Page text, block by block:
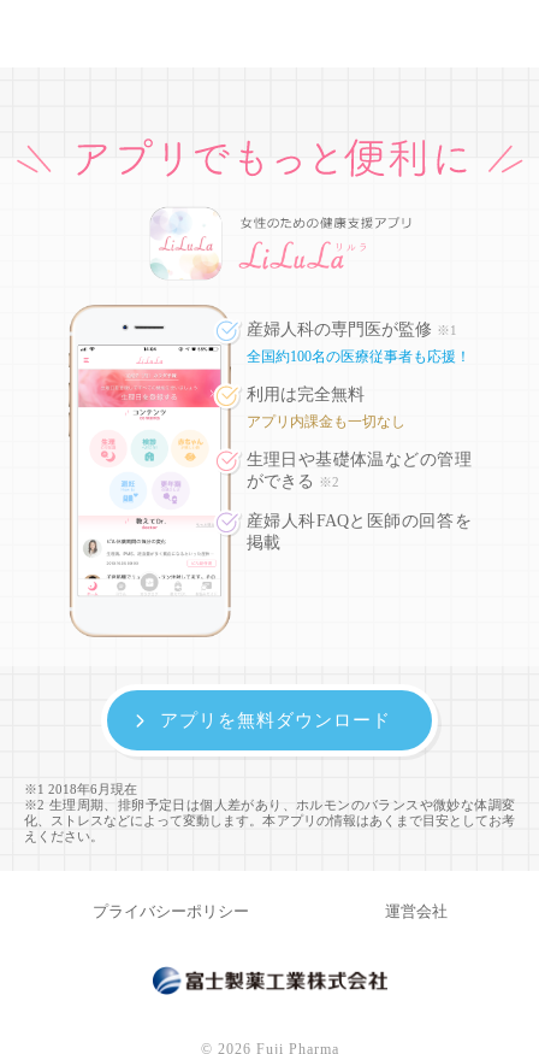
産婦人科の専門医が監修 ※1
全国約100名の医療従事者も応援！
利用は完全無料
アプリ内課金も一切なし
生理日や基礎体温などの管理
ができる
※2
産婦人科FAQと医師の回答を
掲載
※1 2018年6月現在
※2 生理周期、排卵予定日は個人差があり、ホルモンのバランスや微妙な体調変
化、ストレスなどによって変動します。本アプリの情報はあくまで目安としてお考
えください。
アプリを無料ダウンロード
プライバシーポリシー 運営会社
© 2026 Fuji Pharma